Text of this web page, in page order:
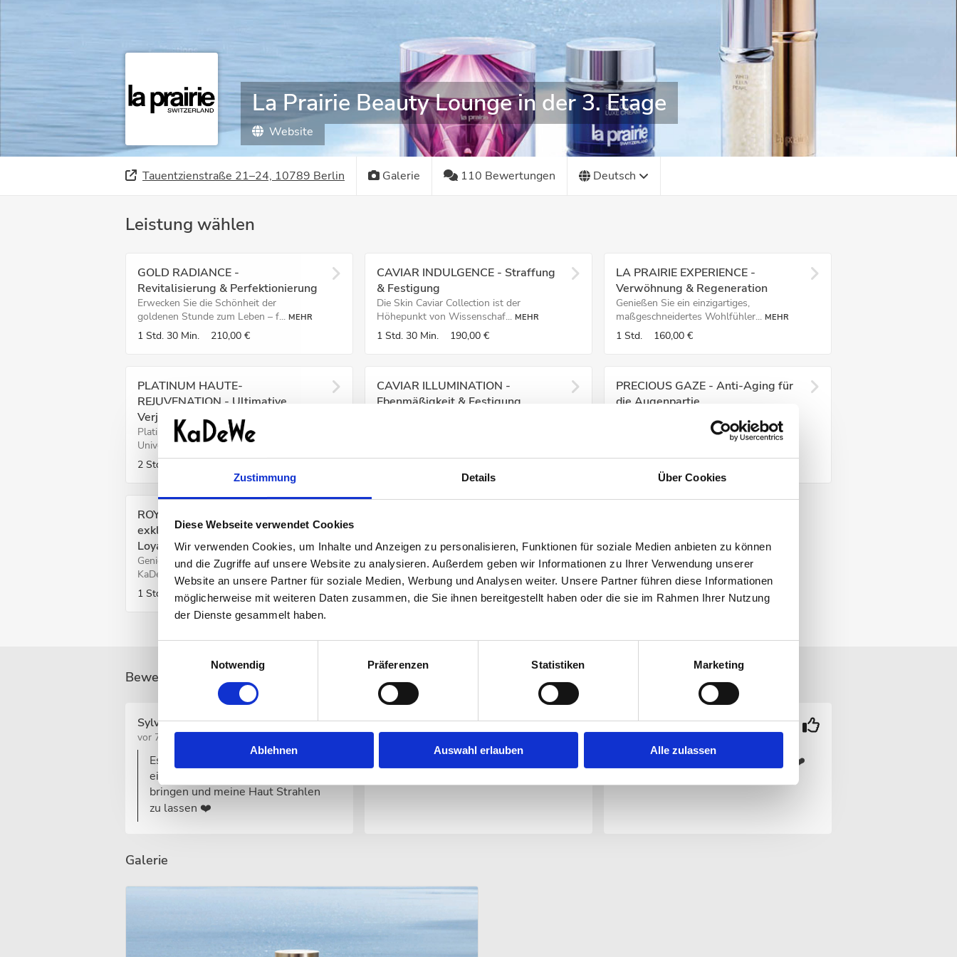
Zustimmung Details Über Cookies
Diese Webseite verwendet Cookies
Wir verwenden Cookies, um Inhalte und Anzeigen zu personalisieren, Funktionen für soziale Medien anbieten zu können
und die Zugriffe auf unsere Website zu analysieren. Außerdem geben wir Informationen zu Ihrer Verwendung unserer
Website an unsere Partner für soziale Medien, Werbung und Analysen weiter. Unsere Partner führen diese Informationen
möglicherweise mit weiteren Daten zusammen, die Sie ihnen bereitgestellt haben oder die sie im Rahmen Ihrer Nutzung
der Dienste gesammelt haben.
Notwendig
Präferenzen Statistiken Marketing
Ablehnen Auswahl erlauben Alle zulassen
La Prairie Beauty Lounge in der 3. Etage
Website
Tauentzienstraße 21–24, 10789 Berlin Galerie 110 Bewertungen Deutsch
Leistung wählen
GOLD RADIANCE -
Revitalisierung & Perfektionierung
Erwecken Sie die Schönheit der
goldenen Stunde zum Leben – f... MEHR
1 Std. 30 Min. 210,00 €
CAVIAR INDULGENCE - Straffung
& Festigung
Die Skin Caviar Collection ist der
Höhepunkt von Wissenschaf... MEHR
1 Std. 30 Min. 190,00 €
LA PRAIRIE EXPERIENCE -
Verwöhnung & Regeneration
Genießen Sie ein einzigartiges,
maßgeschneidertes Wohlfühler... MEHR
1 Std. 160,00 €
PLATINUM HAUTE-
REJUVENATION - Ultimative
Verjüngung
Platin stammt aus den Fernen des
Universums – einem Ort, an ...
2 Std.
CAVIAR ILLUMINATION -
Ebenmäßigkeit & Festigung
PRECIOUS GAZE - Anti-Aging für
die Augenpartie
der empfindlichsten G... MEHR
ROYAL SKINCARE TREATMENT -
exklusiv buchbar für Royals des
Loyalty Card Programms
Genießen Sie als Royal Client des
KaDeWe ein exklusives Ha...
MEHR
1 Std.
Bewertungen (110)
Sylvia S.
vor 7 Tagen
Es gelingt Mandy immer, mich in
eine Tiefenentspannung zu
bringen und meine Haut Strahlen
zu lassen ❤️
Zdenka K.
vor 9 Tagen
Kathrin R.
Wunderbar - ich komme wieder ❤️
Galerie